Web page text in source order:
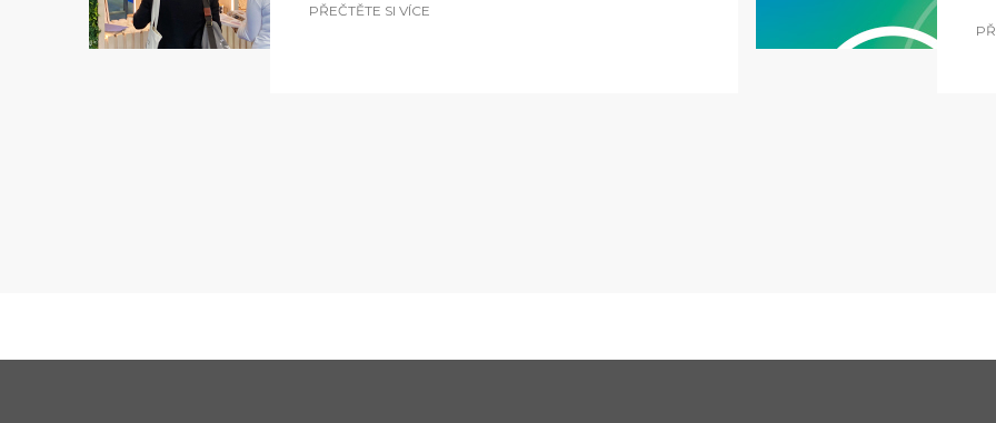
PŘEČTĚTE SI VÍCE